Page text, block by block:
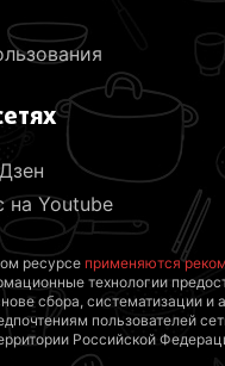
на Youtube
ресурсе применяются
технологии
сбора, систематизации и
пользователей
Российской